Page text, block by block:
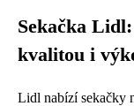
Sekačka
kvalitou i
Lidl nabízí sekačky